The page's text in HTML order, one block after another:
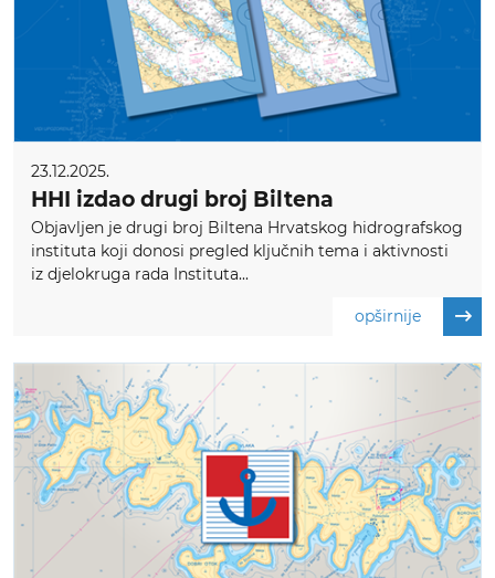
23.12.2025.
HHI izdao drugi broj Biltena
Objavljen je drugi broj Biltena Hrvatskog hidrografskog
instituta koji donosi pregled ključnih tema i aktivnosti
iz djelokruga rada Instituta...
opširnije